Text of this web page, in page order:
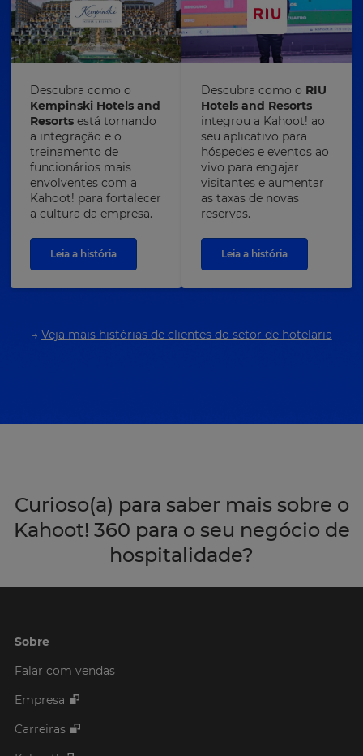
Descubra como o
Kempinski Hotels and
Resorts está tornando
a integração e o
treinamento de
funcionários mais
envolventes com a
Kahoot! para fortalecer
a cultura da empresa.
Leia a história
Descubra como o RIU
Hotels and Resorts
integrou a Kahoot! ao
seu aplicativo para
hóspedes e eventos ao
vivo para engajar
visitantes e aumentar
as taxas de novas
reservas.
Leia a história
→ Veja mais histórias de clientes do setor de hotelaria
Curioso(a) para saber mais sobre o
Kahoot! 360 para o seu negócio de
hospitalidade?
Sobre
Falar com vendas
Empresa
Carreiras